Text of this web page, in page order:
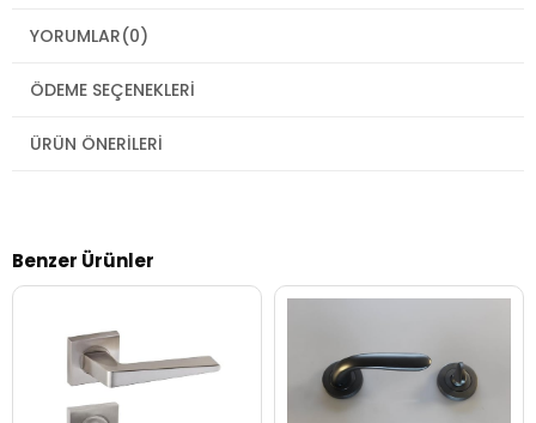
YORUMLAR(0)
ÖDEME SEÇENEKLERI
ÜRÜN ÖNERILERI
Benzer Ürünler